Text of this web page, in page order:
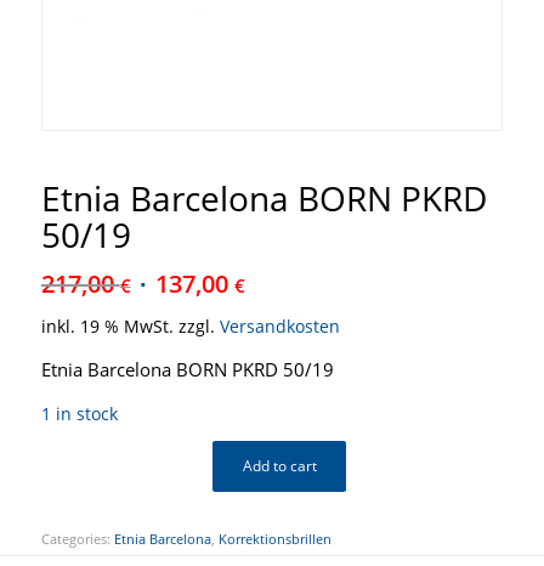
Etnia Barcelona BORN PKRD
50/19
217,00€ 137,00 €
inkl. 19 % MwSt. zzgl. Versandkosten
Etnia Barcelona BORN PKRD 50/19
1 in stock
Add to cart
Categories: Etnia Barcelona, Korrektionsbrillen